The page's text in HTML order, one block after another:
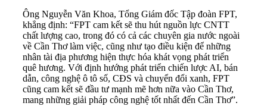
Ông Nguyễn Văn Khoa, Tổng Giám đốc Tập đoàn FPT,
khẳng định: “FPT cam kết sẽ thu hút nguồn lực CNTT
chất lượng cao, trong đó có cả các chuyên gia nước ngoài
về Cần Thơ làm việc, cũng như tạo điều kiện để những
nhân tài địa phương hiện thực hóa khát vọng phát triển
quê hương. Với định hướng phát triển chiến lược AI, bán
dẫn, công nghệ ô tô số, CĐS và chuyển đổi xanh, FPT
cũng cam kết sẽ đầu tư mạnh mẽ hơn nữa vào Cần Thơ,
mang những giải pháp công nghệ tốt nhất đến Cần Thơ”.